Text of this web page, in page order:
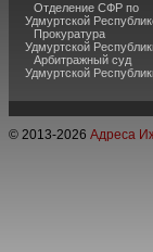
Отделение СФР по
Удмуртской
Прокуратура
Удмуртской
Арбитражный суд
Удмуртской
© 2013-2026 Адреса